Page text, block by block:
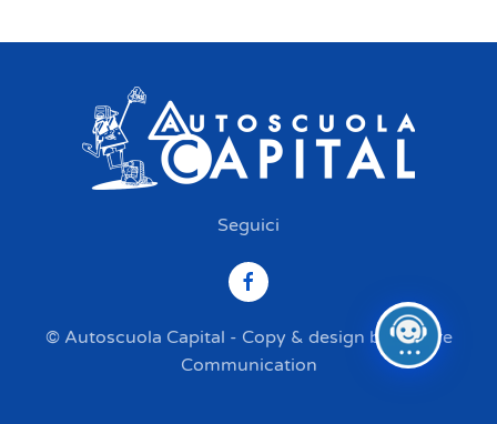
Seguici
© Autoscuola Capital - Copy & design by Inspire
Communication